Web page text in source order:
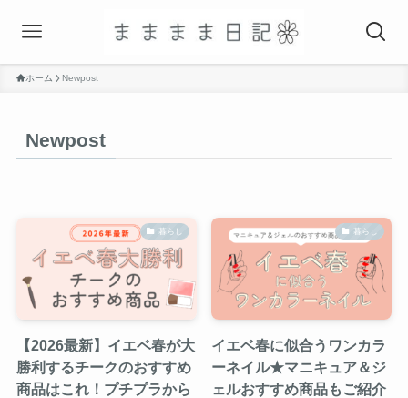
ホーム Newpost
Newpost
暮らし
【2026最新】イエベ春が大
勝利するチークのおすすめ
商品はこれ！プチプラから
暮らし
イエベ春に似合うワンカラ
ーネイル★マニキュア＆ジ
ェルおすすめ商品もご紹介